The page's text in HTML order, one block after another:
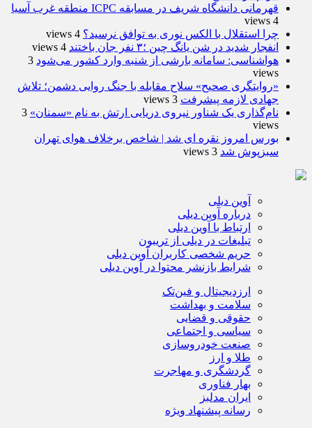
قهرمانی دانشگاه شریف در مسابقه ICPC منطقه غرب آسیا
4 views
چرا استقلال با الکس نوری به توافق نرسید؟ 4 views
انفجار شدید در شن یانگ چین ؛۳ نفر جان باختند
4 views
هواشناسی: سامانه بارشی از شنبه وارد کشور می‌شود 3
views
«روایتگری صحیح» سلاح مقابله با جنگ روایی دشمن؛ تلاش
جهادی لازمه پیشرفت 3 views
نام‌گذاری یک شناور نیروی دریایی ارتش به نام «سمنان» 3
views
بورس امروز نقره ای شد | شاخص برخلاف هوای تهران
سبزپوش شد 3 views
آوین دیلی
درباره آوین دیلی
ارتباط با آوین دیلی
تبلیغات در دیلی از تریبون
حریم شخصی کاربران آوین دیلی
شرایط بازنشر محتوا در آوین دیلی
ارزدیجیتال و فین‌تک
سلامت و بهداشت
حقوقی و قضایی
سیاسی و اجتماعی
صنعت خودروسازی
طلا و ارز
گردشگری و مهاجرت
بهار فناوری
ایران مدلبز
رسانه پیشنهاد ویژه